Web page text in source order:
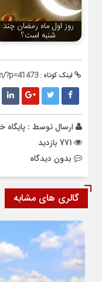
روز اول ماه رمضان چند
شنبه است؟
لینک کوتاه :?p=41473
ارسال توسط :
بدون دیدگاه
گالری های مشابه